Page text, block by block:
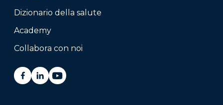
Dizionario della salute
Academy
Collabora con noi